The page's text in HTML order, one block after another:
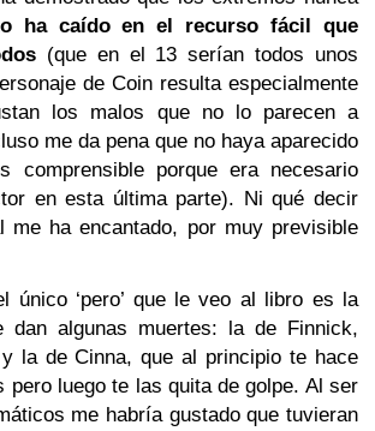
ha caído en el recurso fácil que
(que en el 13 serían todos unos
de Coin resulta especialmente
los malos que no lo parecen a
me da pena que no haya aparecido
comprensible porque era necesario
en esta última parte). Ni qué decir
me ha encantado, por muy previsible
único ‘pero’ que le veo al libro es la
dan algunas muertes: la de Finnick,
la de Cinna, que al principio te hace
pero luego te las quita de golpe. Al ser
me habría gustado que tuvieran